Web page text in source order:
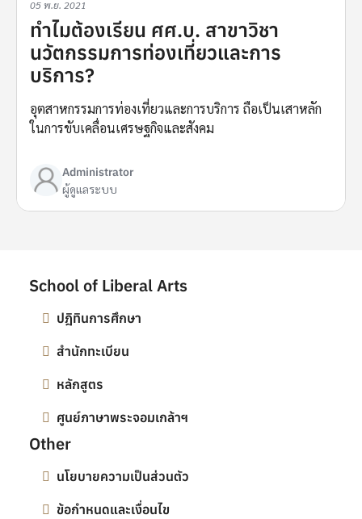
05 พ.ย. 2021
ทำไมต้องเรียน ศศ.บ. สาขาวิชา
นวัตกรรมการท่องเที่ยวและการ
บริการ?
อุตสาหกรรมการท่องเที่ยวและการบริการ ถือเป็นเสาหลัก
ในการขับเคลื่อนเศรษฐกิจและสังคม
Administrator
ผู้ดูแลระบบ
School of Liberal Arts
ปฎิทินการศึกษา
สำนักทะเบียน
หลักสูตร
ศูนย์ภาษาพระจอมเกล้าฯ
Other
นโยบายความเป็นส่วนตัว
ข้อกำหนดและเงื่อนไข